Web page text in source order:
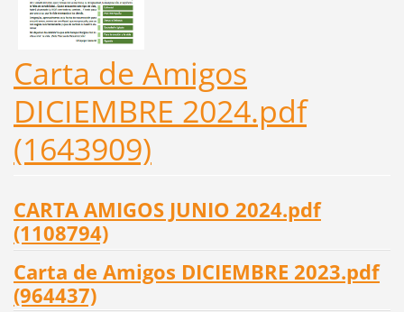
Carta de Amigos
DICIEMBRE 2024.pdf
(1643909)
CARTA AMIGOS JUNIO 2024.pdf
(1108794)
Carta de Amigos DICIEMBRE 2023.pdf
(964437)